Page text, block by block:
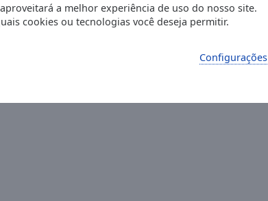
a melhor experiência de uso do nosso site.
cookies ou tecnologias você deseja permitir.
Configurações